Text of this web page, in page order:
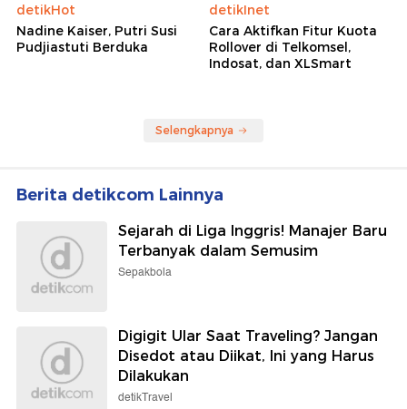
detikHot
Nadine Kaiser, Putri Susi
Pudjiastuti Berduka
detikInet
Cara Aktifkan Fitur Kuota
Rollover di Telkomsel,
Indosat, dan XLSmart
Selengkapnya
Berita detikcom Lainnya
Sejarah di Liga Inggris! Manajer Baru
Terbanyak dalam Semusim
Sepakbola
Digigit Ular Saat Traveling? Jangan
Disedot atau Diikat, Ini yang Harus
Dilakukan
detikTravel